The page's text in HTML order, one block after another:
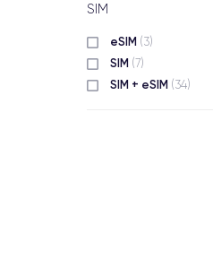
SIM
eSIM (3)
SIM (7)
SIM + eSIM (34)